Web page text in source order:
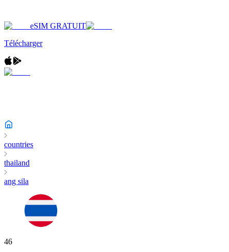
eSIM GRATUIT
Télécharger
countries
thailand
ang sila
46